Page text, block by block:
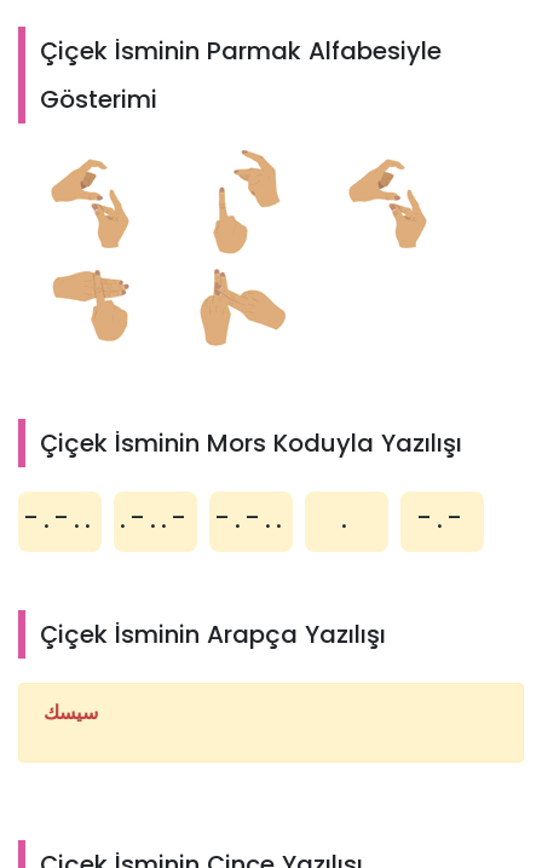
Çiçek İsminin Parmak Alfabesiyle
Gösterimi
Çiçek İsminin Mors Koduyla Yazılışı
-.-.. .-..- -.-.. . -.-
Çiçek İsminin Arapça Yazılışı
سيسك